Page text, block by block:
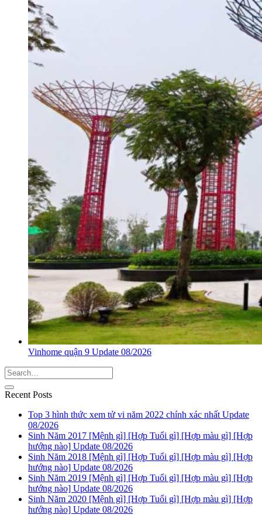
Vinhome quận 9 Update 08/2026
Recent Posts
Top 3 hình thức xem tử vi năm 2022 chính xác nhất Update
08/2026
Sinh Năm 2017 [Mệnh gì] [Hợp Tuổi gì] [Hợp màu gì] [Hợp
hướng nào] Update 08/2026
Sinh Năm 2018 [Mệnh gì] [Hợp Tuổi gì] [Hợp màu gì] [Hợp
hướng nào] Update 08/2026
Sinh Năm 2019 [Mệnh gì] [Hợp Tuổi gì] [Hợp màu gì] [Hợp
hướng nào] Update 08/2026
Sinh Năm 2020 [Mệnh gì] [Hợp Tuổi gì] [Hợp màu gì] [Hợp
hướng nào] Update 08/2026